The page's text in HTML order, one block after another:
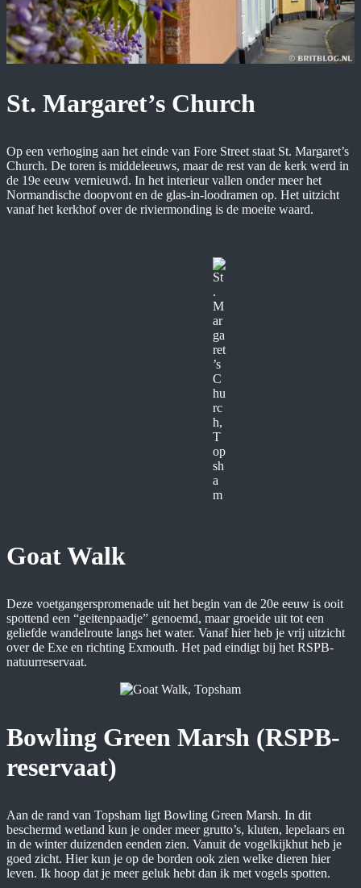
St. Margaret’s Church
Op een verhoging aan het einde van Fore Street staat St. Margaret’s
Church. De toren is middeleeuws, maar de rest van de kerk werd in
de 19e eeuw vernieuwd. In het interieur vallen onder meer het
Normandische doopvont en de glas-in-loodramen op. Het uitzicht
vanaf het kerkhof over de riviermonding is de moeite waard.
Goat Walk
Deze voetgangerspromenade uit het begin van de 20e eeuw is ooit
spottend een “geitenpaadje” genoemd, maar groeide uit tot een
geliefde wandelroute langs het water. Vanaf hier heb je vrij uitzicht
over de Exe en richting Exmouth. Het pad eindigt bij het RSPB-
natuurreservaat.
Bowling Green Marsh (RSPB-
reservaat)
Aan de rand van Topsham ligt Bowling Green Marsh. In dit
beschermd wetland kun je onder meer grutto’s, kluten, lepelaars en
in de winter duizenden eenden zien. Vanuit de vogelkijkhut heb je
goed zicht. Hier kun je op de borden ook zien welke dieren hier
leven. Ik hoop dat je meer geluk hebt dan ik met vogels spotten.